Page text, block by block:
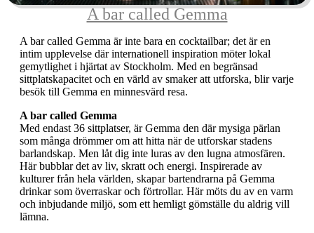
A bar called Gemma
A bar called Gemma är inte bara en cocktailbar; det är en
intim upplevelse där internationell inspiration möter lokal
gemytlighet i hjärtat av Stockholm. Med en begränsad
sittplatskapacitet och en värld av smaker att utforska, blir varje
besök till Gemma en minnesvärd resa.
A bar called Gemma
Med endast 36 sittplatser, är Gemma den där mysiga pärlan
som många drömmer om att hitta när de utforskar stadens
barlandskap. Men låt dig inte luras av den lugna atmosfären.
Här bubblar det av liv, skratt och energi. Inspirerade av
kulturer från hela världen, skapar bartendrarna på Gemma
drinkar som överraskar och förtrollar. Här möts du av en varm
och inbjudande miljö, som ett hemligt gömställe du aldrig vill
lämna.